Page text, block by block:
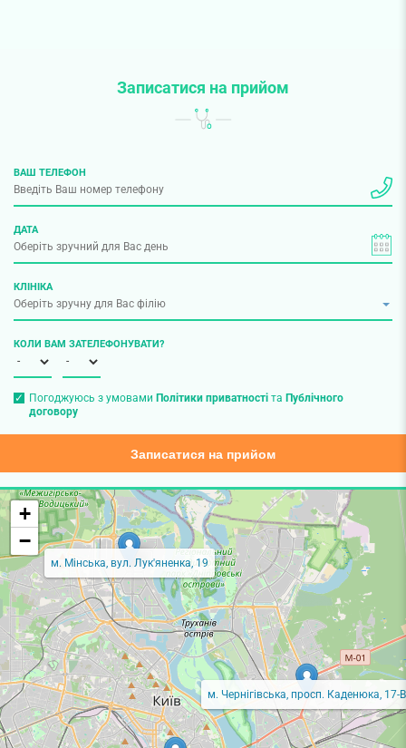
Записатися на прийом
ВАШ ТЕЛЕФОН
ДАТА
КЛІНІКА
КОЛИ ВАМ ЗАТЕЛЕФОНУВАТИ?
Погоджуюсь з умовами Політики приватностіта Публічного
договору
Записатися на прийом
м. Мінська, вул. Лук'яненка, 19
м. Чернігівська, просп. Каденюка, 17-В
+
−